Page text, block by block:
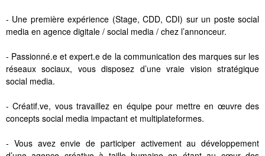
- Une première expérience (Stage, CDD, CDI) sur un poste social
media en agence digitale / social media / chez l’annonceur.
- Passionné.e et expert.e de la communication des marques sur les
réseaux sociaux, vous disposez d’une vraie vision stratégique
social media.
- Créatif.ve, vous travaillez en équipe pour mettre en œuvre des
concepts social media impactant et multiplateformes.
- Vous avez envie de participer activement au développement